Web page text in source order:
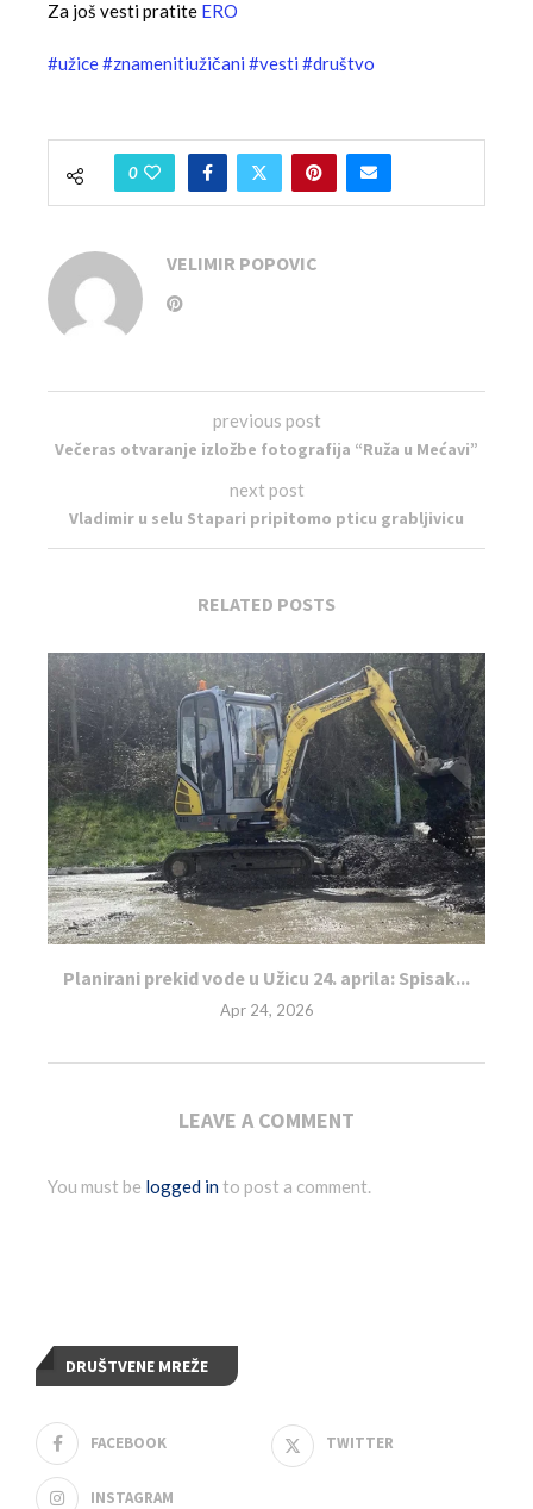
Za još vesti pratite ERO
#užice#znamenitiužičani #vesti #društvo
0
VELIMIR POPOVIC
previous post
Večeras otvaranje izložbe fotografija “Ruža u Mećavi”
next post
Vladimir u selu Stapari pripitomo pticu grabljivicu
RELATED POSTS
Planirani prekid vode u Užicu 24. aprila: Spisak...
Apr 24, 2026
LEAVE A COMMENT
You must be logged into post a comment.
DRUŠTVENE MREŽE
FACEBOOK TWITTER
INSTAGRAM